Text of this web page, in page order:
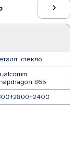
стекло
865